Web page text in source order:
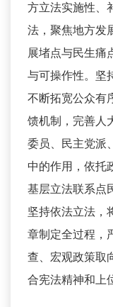
方立法实施性、
法，聚焦地方发
展堵点与民生痛
与可操作性。坚
不断拓宽公众有
馈机制，完善人
委员、民主党派
中的作用，依托
基层立法联系点
坚持依法立法，
章制定全过程，
查、宏观政策取
合宪法精神和上